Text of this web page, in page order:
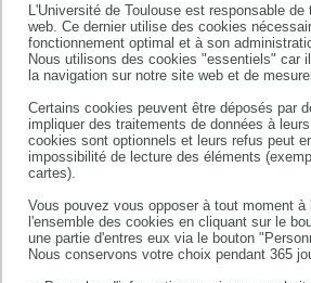
L'Université de Toulouse est responsable
web. Ce dernier utilise des cookies
fonctionnement optimal et à son
Nous utilisons des cookies "essentiels" car
la navigation sur notre site web et de
Certains cookies peuvent être déposés par
impliquer des traitements de données à
cookies sont optionnels et leurs refus peut
impossibilité de lecture des éléments
cartes).
Vous pouvez vous opposer à tout moment à
l'ensemble des cookies en cliquant sur le
une partie d'entres eux via le bouton
Nous conservons votre choix pendant 365
responsable au sein de
respect des principes éthiques et
pratiques scientifiques, en
chercheurs, enseignants et
exigences de rigueur, de
probité. Ils accompagnent les
prévention des manquements
la falsification ou la fabrication
Les référents conseillent les